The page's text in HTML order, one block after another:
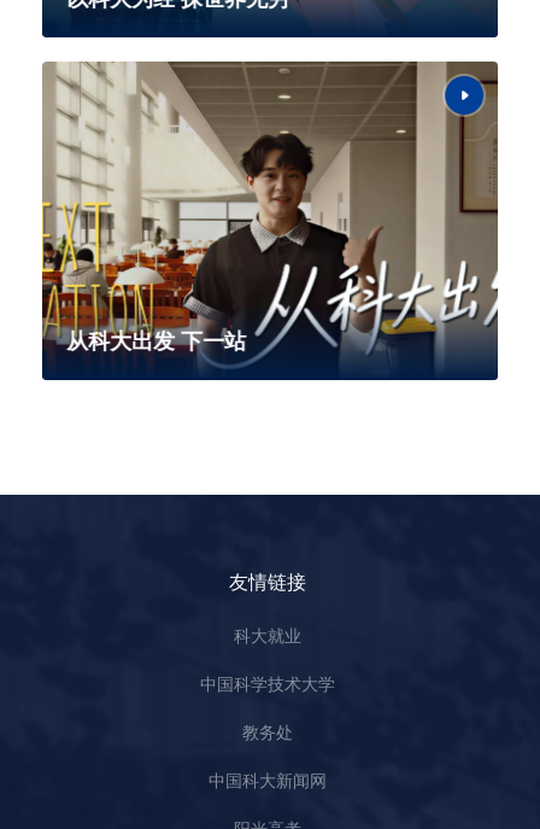
从科大出发 下一站
友情链接
科大就业
中国科学技术大学
教务处
中国科大新闻网